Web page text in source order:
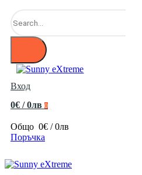
Вход
0€ / 0лв 0
Общо 0€ / 0лв
Поръчка